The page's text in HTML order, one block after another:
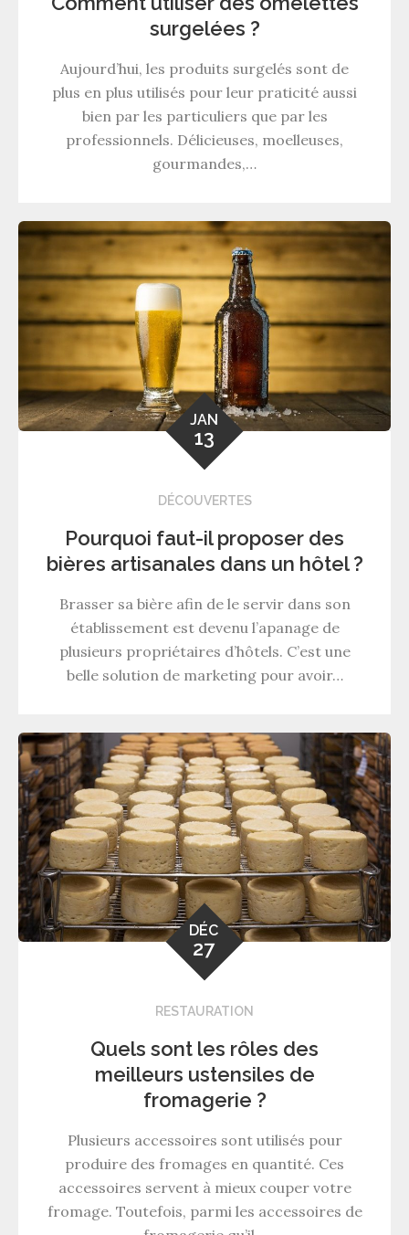
surgelées ?
Aujourd’hui, les produits surgelés sont de
plus en plus utilisés pour leur praticité aussi
bien par les particuliers que par les
professionnels. Délicieuses, moelleuses,
gourmandes,…
JAN
13
DÉCOUVERTES
Pourquoi faut-il proposer des
bières artisanales dans un hôtel ?
Brasser sa bière afin de le servir dans son
établissement est devenu l’apanage de
plusieurs propriétaires d’hôtels. C’est une
belle solution de marketing pour avoir…
DÉC
27
RESTAURATION
Quels sont les rôles des
meilleurs ustensiles de
fromagerie ?
Plusieurs accessoires sont utilisés pour
produire des fromages en quantité. Ces
accessoires servent à mieux couper votre
fromage. Toutefois, parmi les accessoires de